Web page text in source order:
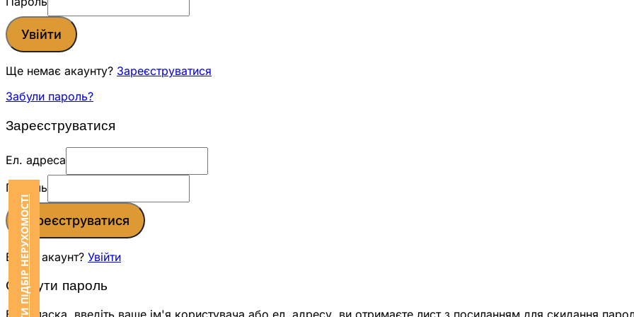
ЗАМОВИТИ ПІДБІР НЕРУХОМОСТІ
Увійти
Ще немає акаунту? Зареєструватися
Забули пароль?
Зареєструватися
Ел. адреса
Пароль
Зареєструватися
Вже є акаунт? Увійти
Скинути пароль
Будь ласка, введіть ваше ім'я користувача або ел. адресу, ви отримаєте лист з посиланням для скидання